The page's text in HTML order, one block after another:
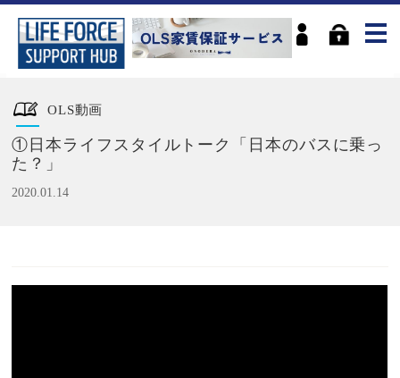
OLS動画
①日本ライフスタイルトーク「日本のバスに乗っ
た？」
2020.01.14